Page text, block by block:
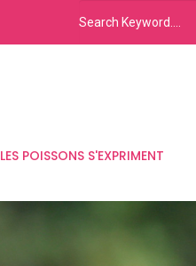
LES POISSONS S'EXPRIMENT